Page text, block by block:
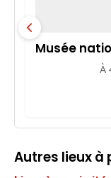
Musée
À
Autres lieux à